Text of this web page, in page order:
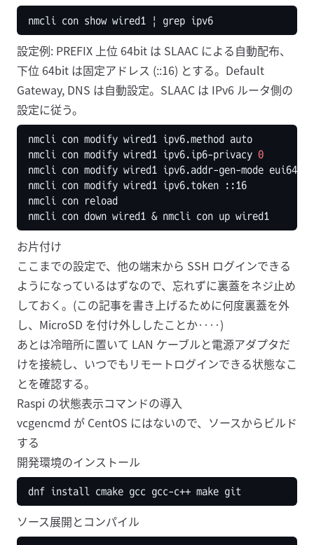
nmcli con show wired1 |
設定例: PREFIX 上位 64bit は SLAAC による自動配布、
下位 64bit は固定アドレス (::16) とする。Default
Gateway, DNS は自動設定。SLAAC は IPv6 ルータ側の
設定に従う。
nmcli con modify wired1 ipv6.ip6-privacy 0
nmcli con down wired1 &
お片付け
ここまでの設定で、他の端末から SSH ログインできる
ようになっているはずなので、忘れずに裏蓋をネジ止め
しておく。(この記事を書き上げるために何度裏蓋を外
し、MicroSD を付け外ししたことか‥‥)
あとは冷暗所に置いて LAN ケーブルと電源アダプタだ
けを接続し、いつでもリモートログインできる状態なこ
とを確認する。
Raspi の状態表示コマンドの導入
vcgencmd が CentOS にはないので、ソースからビルド
する
開発環境のインストール
ソース展開とコンパイル